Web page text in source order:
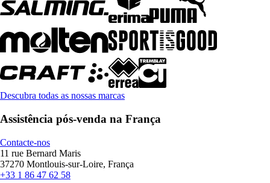
Descubra todas as nossas marcas
Assistência pós-venda na França
Contacte-nos
11 rue Bernard Maris
37270 Montlouis-sur-Loire, França
+33 1 86 47 62 58